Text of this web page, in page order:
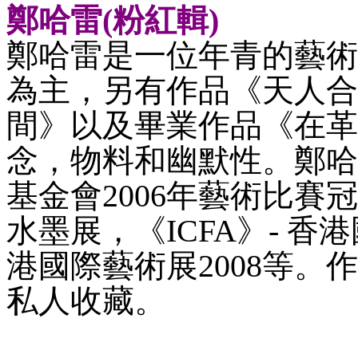
鄭哈雷(粉紅輯)
鄭哈雷是一位年青的藝
為主，另有作品《天人
間》以及畢業作品《在
念，物料和幽默性。鄭
基金會2006年藝術比賽
水墨展，《ICFA》- 香
港國際藝術展2008等。
私人收藏。